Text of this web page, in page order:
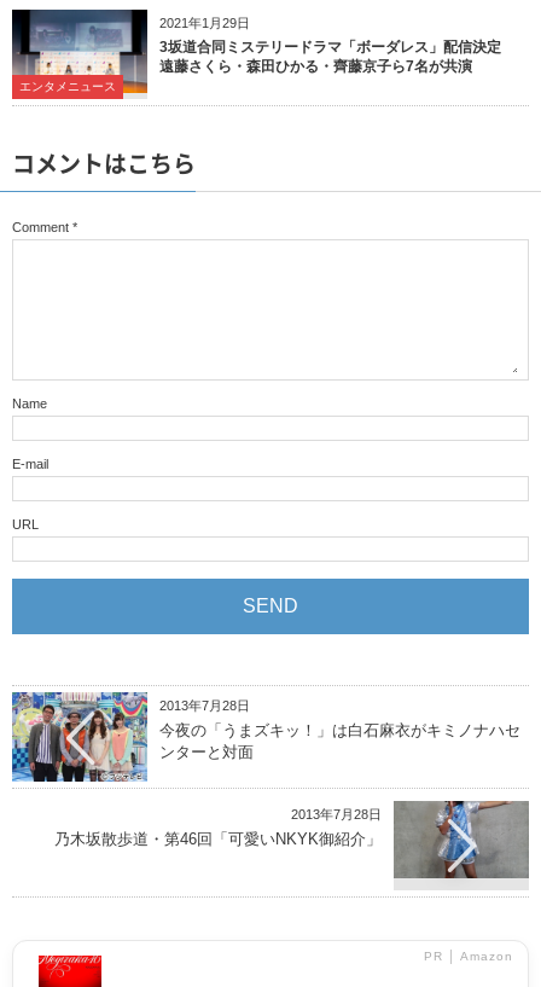
2021年1月29日
エンタメニュース
3坂道合同ミステリードラマ「ボーダレス」配信決定
遠藤さくら・森田ひかる・齊藤京子ら7名が共演
コメントはこちら
Comment *
Name
E-mail
URL
2013年7月28日
今夜の「うまズキッ！」は白石麻衣がキミノナハセ
ンターと対面
2013年7月28日
乃木坂散歩道・第46回「可愛いNKYK御紹介」
PR │ Amazon